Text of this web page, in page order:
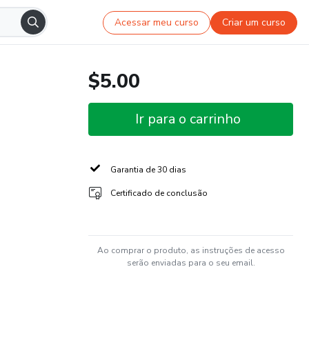
Acessar meu curso Criar um curso
$5.00
Ir para o carrinho
Garantia de 30 dias
Certificado de conclusão
Ao comprar o produto, as instruções de acesso
serão enviadas para o seu email.